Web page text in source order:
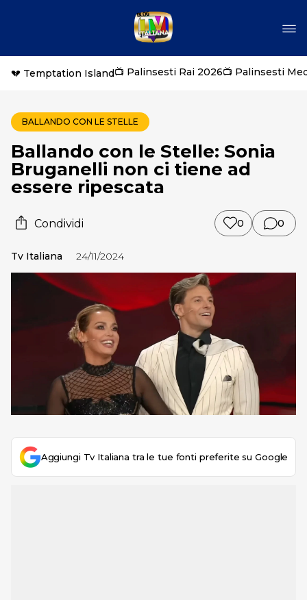
💔 Temptation Island📺 Palinsesti Rai 2026📺 Palinsesti
BALLANDO CON LE STELLE
Ballando con le Stelle: Sonia
Bruganelli non ci tiene ad
essere ripescata
Condividi 0 0
Tv Italiana 24/11/2024
Aggiungi Tv Italiana tra le tue fonti preferite su Google